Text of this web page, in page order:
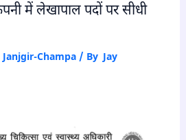
में लेखापाल पदों पर सीधी
Janjgir-Champa/ By Jay